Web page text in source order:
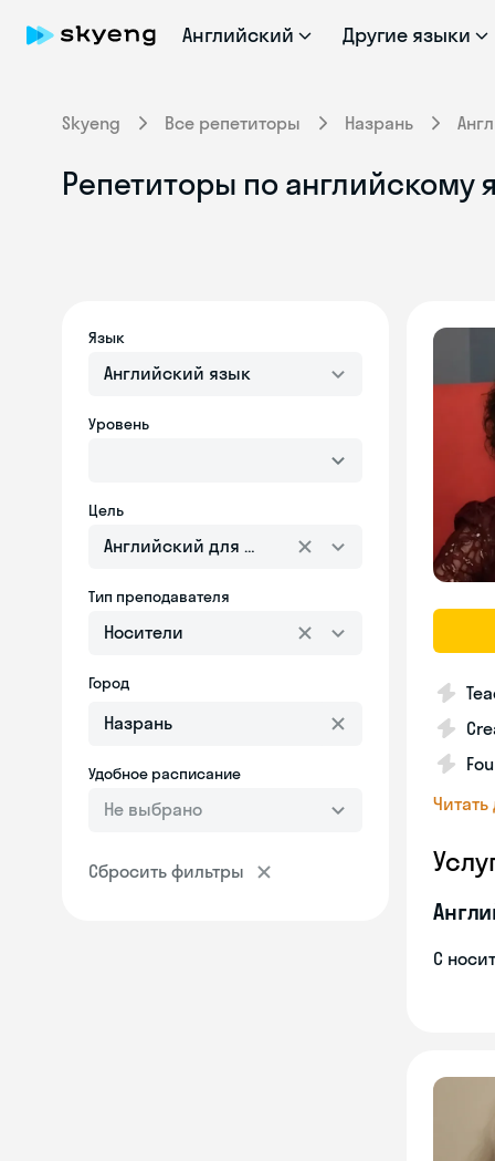
Английский Другие языки
Skyeng Все репетиторы Назрань
Репетиторы по английскому
Язык
Английский язык
Уровень
Цель
Английский для взрослых
Тип преподавателя
Носители
Город
Удобное расписание
Не выбрано
Сбросить фильтры
С